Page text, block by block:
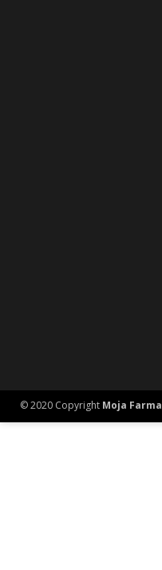
© 2020 Copyright Moja Farma